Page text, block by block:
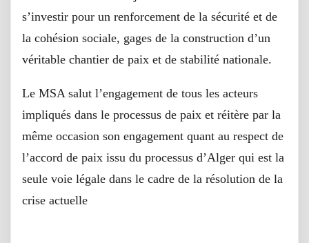
s’investir pour un renforcement de la sécurité et de
la cohésion sociale, gages de la construction d’un
véritable chantier de paix et de stabilité nationale.
Le MSA salut l’engagement de tous les acteurs
impliqués dans le processus de paix et réitère par la
même occasion son engagement quant au respect de
l’accord de paix issu du processus d’Alger qui est la
seule voie légale dans le cadre de la résolution de la
crise actuelle